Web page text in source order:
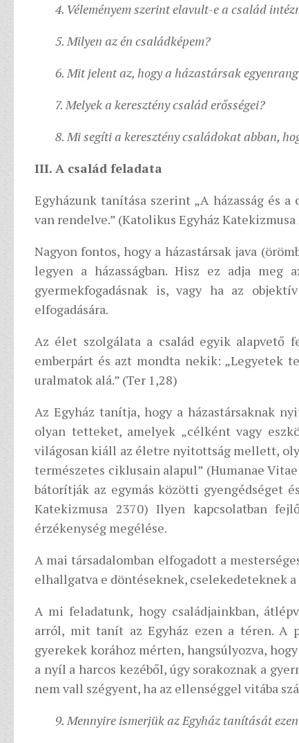
4. Véleményem szerint elavult-e a család
5. Milyen az én családképem?
6. Mit jelent az, hogy a házastársak
7. Melyek a keresztény család erősségei?
8. Mi segíti a keresztény családokat abban,
III. A család feladata
Egyházunk tanítása szerint „A házasság és
van rendelve.” (Katolikus Egyház Katekizmusa
Nagyon fontos, hogy a házastársak java
legyen a házasságban. Hisz ez adja meg
gyermekfogadásnak is, vagy ha az
elfogadására.
Az élet szolgálata a család egyik alapvető
emberpárt és azt mondta nekik: „Legyetek
uralmatok alá.” (Ter 1,28)
Az Egyház tanítja, hogy a házastársaknak
olyan tetteket, amelyek „célként vagy
világosan kiáll az életre nyitottság mellett,
természetes ciklusain alapul” (Humanae
bátorítják az egymás közötti gyengédséget
Katekizmusa 2370) Ilyen kapcsolatban
érzékenység megélése.
A mai társadalomban elfogadott a
elhallgatva e döntéseknek, cselekedeteknek
A mi feladatunk, hogy családjainkban,
arról, mit tanít az Egyház ezen a téren. A
gyerekek korához mérten, hangsúlyozva,
a nyíl a harcos kezéből, úgy sorakoznak a
nem vall szégyent, ha az ellenséggel vitába
9. Mennyire ismerjük az Egyház tanítását